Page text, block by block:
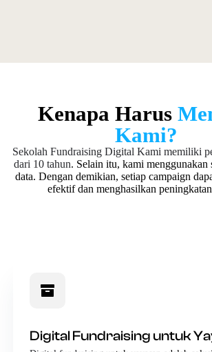
Kenapa Harus
Kami?
Sekolah Fundraising Digital Kami memiliki
dari 10 tahun. Selain itu, kami menggunakan
data. Dengan demikian, setiap campaign
efektif dan menghasilkan
Digital Fundraising untuk